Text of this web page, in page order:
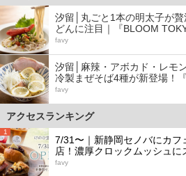
汐留│丸ごと1本の明太子が
どんに注目｜『BLOOM
favy
汐留│麻辣・アボカド・レモ
冷製まぜそば4種が新登場！『
favy
アクセスランキング
1
7/31〜｜新静岡セノバにカフ
店！濃厚クロックムッシュに
favy